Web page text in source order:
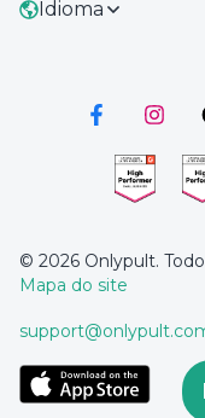
Idioma
© 2026 Onlypult.
Mapa do site